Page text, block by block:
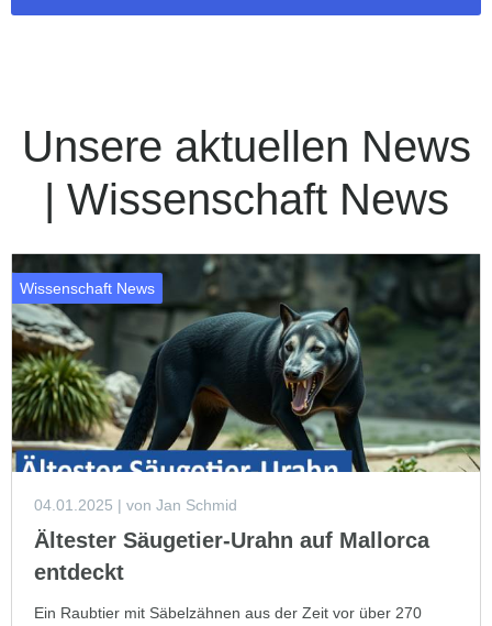
Unsere aktuellen News
| Wissenschaft News
Wissenschaft News
04.01.2025 | von Jan Schmid
Ältester Säugetier-Urahn auf Mallorca
entdeckt
Ein Raubtier mit Säbelzähnen aus der Zeit vor über 270